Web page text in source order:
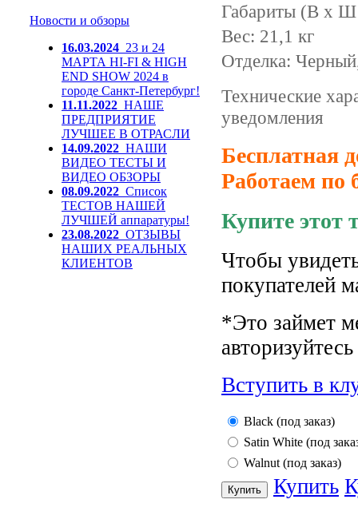
Новости и обзоры
16.03.2024 23 и 24
МАРТА HI-FI & HIGH
END SHOW 2024 в
городе Санкт-Петербург!
11.11.2022 НАШЕ
ПРЕДПРИЯТИЕ
ЛУЧШЕЕ В ОТРАСЛИ
14.09.2022 НАШИ
ВИДЕО ТЕСТЫ И
ВИДЕО ОБЗОРЫ
08.09.2022 Список
ТЕСТОВ НАШЕЙ
ЛУЧШЕЙ аппаратуры!
23.08.2022 ОТЗЫВЫ
НАШИХ РЕАЛЬНЫХ
КЛИЕНТОВ
Габариты (В x Ш
Вес: 21,1 кг
Отделка:
Технические
уведомления
Бесплатная
Работаем по
Купите этот
Чтобы
покупателей
*Это займет
Вступить в
Black (под заказ)
Satin White (под
Walnut (под заказ)
Купить